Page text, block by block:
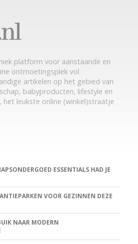
platform voor aanstaande en
ontmoetingsplek vol
artikelen op het gebied van
babyproducten, lifestyle en
het leukste online (winkel)straatje
ESSENTIALS HAD JE
VOOR GEZINNEN DEZE
NAAR MODERN